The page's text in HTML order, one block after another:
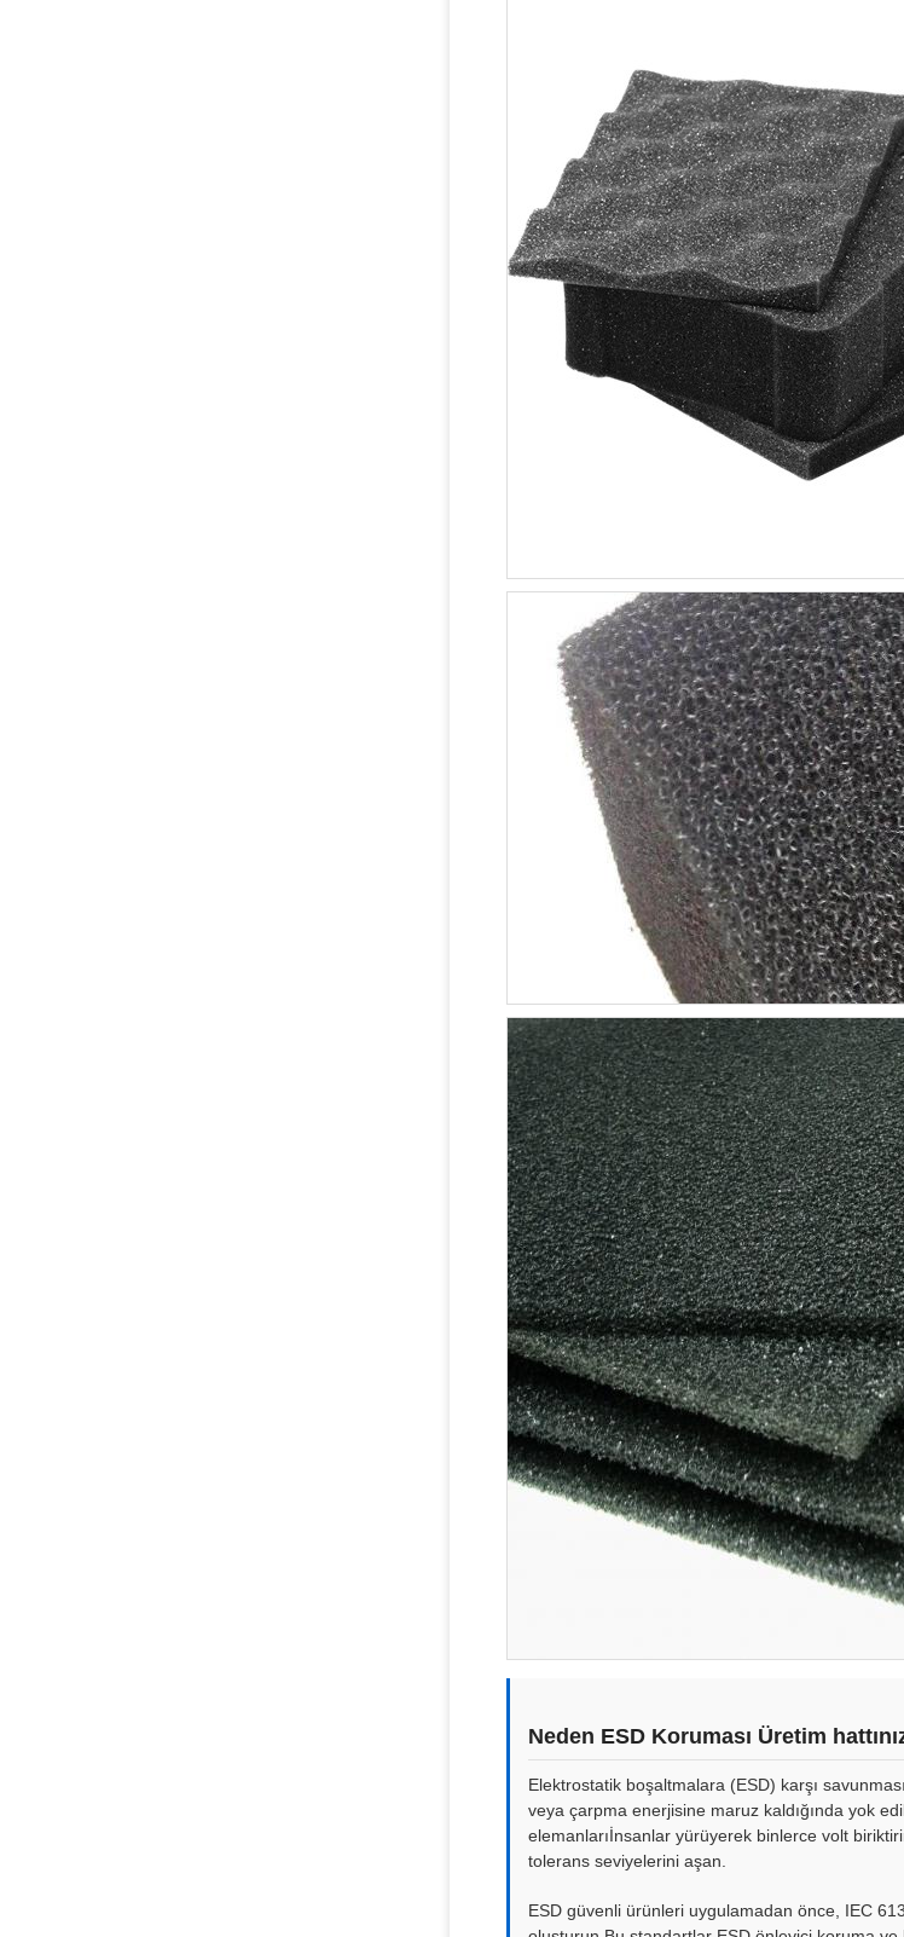
Neden ESD Koruması Üretim
Elektrostatik boşaltmalara (ESD) karşı
veya çarpma enerjisine maruz kaldığında yok
elemanlarıİnsanlar yürüyerek binlerce volt
tolerans seviyelerini aşan.
ESD güvenli ürünleri uygulamadan önce, IEC